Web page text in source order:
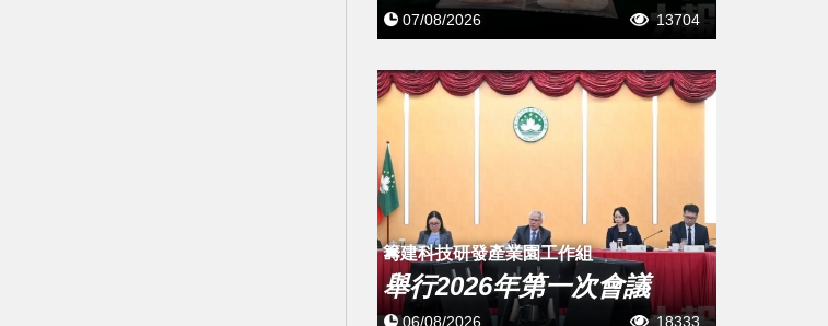
07/08/2026 13704
籌建科技研發產業園工作組
舉行2026年第一次會議
06/08/2026 18333